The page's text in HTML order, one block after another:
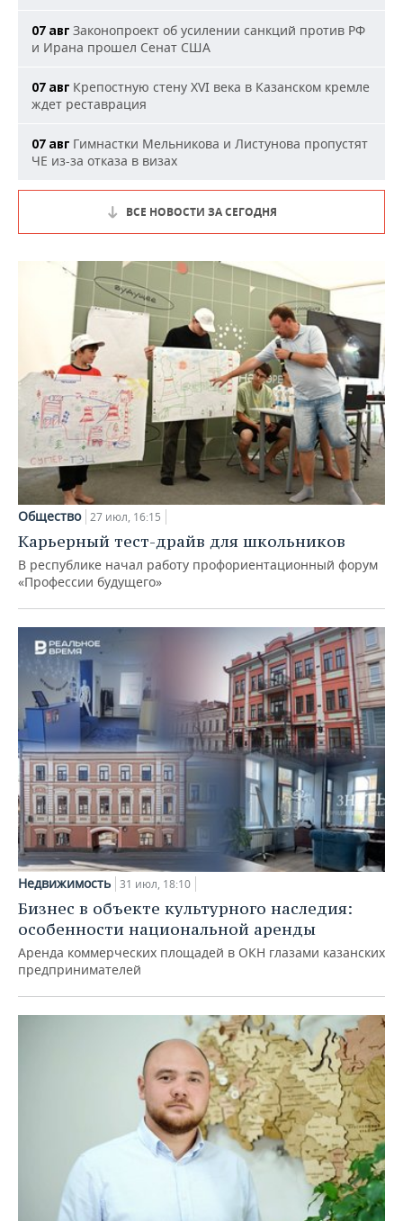
07 авг Законопроект об усилении санкций против РФ
и Ирана прошел Сенат США
07 авг Крепостную стену XVI века в Казанском кремле
ждет реставрация
07 авг Гимнастки Мельникова и Листунова пропустят
ЧЕ из-за отказа в визах
ВСЕ НОВОСТИ ЗА СЕГОДНЯ
Общество 27 июл, 16:15
Карьерный тест-драйв для школьников
В республике начал работу профориентационный форум
«Профессии будущего»
Недвижимость 31 июл, 18:10
Бизнес в объекте культурного наследия:
особенности национальной аренды
Аренда коммерческих площадей в ОКН глазами казанских
предпринимателей